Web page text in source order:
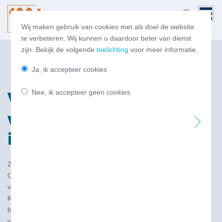
Wij maken gebruik van cookies met als doel de website
te verbeteren. Wij kunnen u daardoor beter van dienst
zijn. Bekijk de volgende toelichting voor meer informatie.
Ja, ik accepteer cookies
Nee, ik accepteer geen cookies
Vierde Kamerbrief
voortgang RED-III
implementatie 25
28 apr 2025
Op 25 april jl. is de Tweede Kamer geïnformeerd over de
voortgang van de RED-III implementatie. In de brief aan de
Kamer gaat de Staatssecretaris in op een viertal zaken met
betrekking tot de RED-III implementatie: de raffinageroute; de